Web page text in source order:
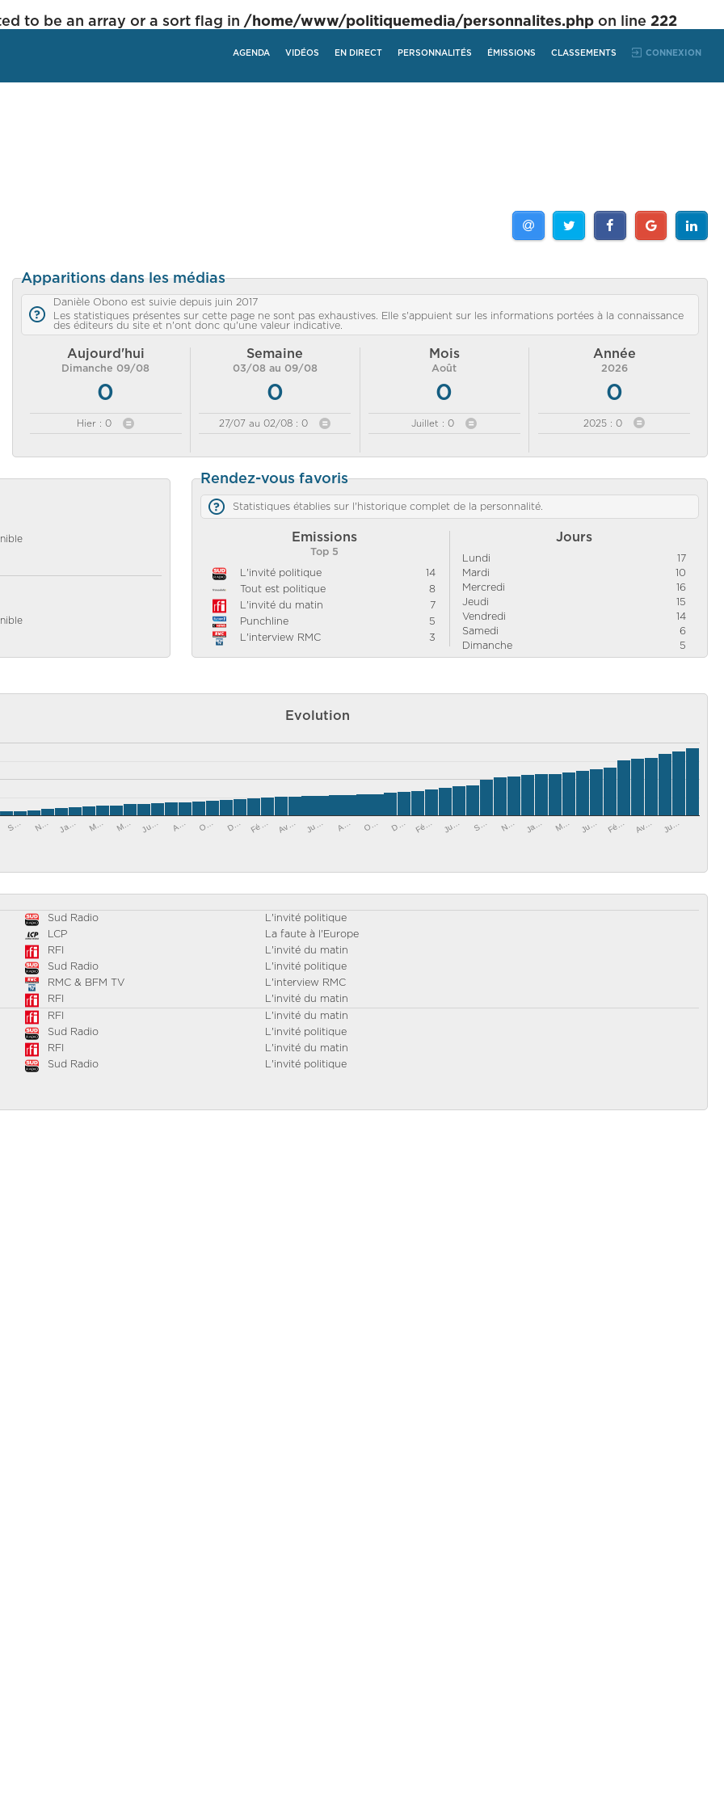
to be an array or a sort flag in /home/www/politiquemedia/personnalites.php on line 222
AGENDA VIDÉOS EN DIRECT PERSONNALITÉS ÉMISSIONS CLASSEMENTS CONNEXION
Apparitions dans les médias
Danièle Obono est suivie depuis juin 2017
Les statistiques présentes sur cette page ne sont pas exhaustives. Elle s'appuient sur les informations portées à la connaissance
des éditeurs du site et n'ont donc qu'une valeur indicative.
Aujourd'hui
Dimanche 09/08
0
Hier : 0
Semaine
03/08 au 09/08
0
27/07 au 02/08 : 0
Mois
Août
0
Juillet : 0
Année
2026
0
2025 : 0
Rendez-vous favoris
Statistiques établies sur l'historique complet de la personnalité.
Emissions
Top 5
L'invité politique
14
Tout est politique
8
L'invité du matin
7
Punchline
5
L'interview RMC
3
Jours
Lundi
17
Mardi
10
Mercredi
16
Jeudi
15
Vendredi
14
Samedi
6
Dimanche
5
Evolution
S… N… Ja… M… M… Ju… A… O… D… Fé… Av… Ju… A… O… D… Fé… Ju… S… N… Ja… M… Ju… Fé… Av… Ju…
Sud Radio
L'invité politique
LCP
La faute à l'Europe
RFI
L'invité du matin
Sud Radio
L'invité politique
RMC & BFM TV
L'interview RMC
RFI
L'invité du matin
RFI
L'invité du matin
Sud Radio
L'invité politique
RFI
L'invité du matin
Sud Radio L'invité politique